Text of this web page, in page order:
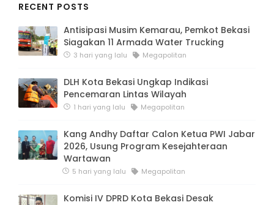
RECENT POSTS
Antisipasi Musim Kemarau, Pemkot Bekasi
Siagakan 11 Armada Water Trucking
3 hari yang lalu Megapolitan
DLH Kota Bekasi Ungkap Indikasi
Pencemaran Lintas Wilayah
1 hari yang lalu Megapolitan
Kang Andhy Daftar Calon Ketua PWI Jabar
2026, Usung Program Kesejahteraan
Wartawan
5 hari yang lalu Megapolitan
Komisi IV DPRD Kota Bekasi Desak